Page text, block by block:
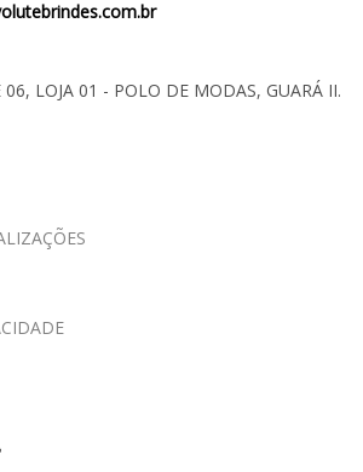
LOJA 01 - POLO DE MODAS, GUARÁ II.